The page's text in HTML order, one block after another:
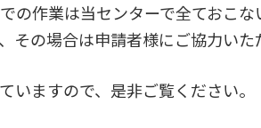
の作業は当センターで全ておこ
の場合は申請者様にご協力いた
いますので、是非ご覧ください。